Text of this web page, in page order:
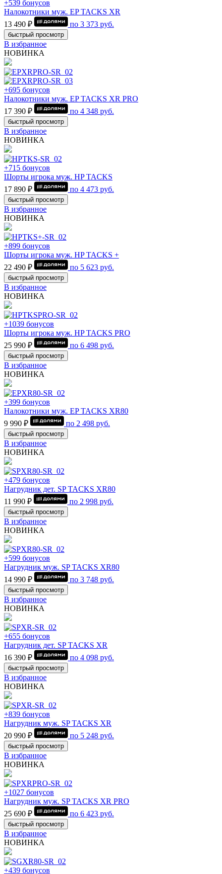
+539 бонусов
Налокотники муж. EP TACKS XR
13 490 ₽
по 3 373 руб.
быстрый просмотр
В избранное
НОВИНКА
+695 бонусов
Налокотники муж. EP TACKS XR PRO
17 390 ₽
по 4 348 руб.
быстрый просмотр
В избранное
НОВИНКА
+715 бонусов
Шорты игрока муж. HP TACKS
17 890 ₽
по 4 473 руб.
быстрый просмотр
В избранное
НОВИНКА
+899 бонусов
Шорты игрока муж. HP TACKS +
22 490 ₽
по 5 623 руб.
быстрый просмотр
В избранное
НОВИНКА
+1039 бонусов
Шорты игрока муж. HP TACKS PRO
25 990 ₽
по 6 498 руб.
быстрый просмотр
В избранное
НОВИНКА
+399 бонусов
Налокотники муж. EP TACKS XR80
9 990 ₽
по 2 498 руб.
быстрый просмотр
В избранное
НОВИНКА
+479 бонусов
Нагрудник дет. SP TACKS XR80
11 990 ₽
по 2 998 руб.
быстрый просмотр
В избранное
НОВИНКА
+599 бонусов
Нагрудник муж. SP TACKS XR80
14 990 ₽
по 3 748 руб.
быстрый просмотр
В избранное
НОВИНКА
+655 бонусов
Нагрудник дет. SP TACKS XR
16 390 ₽
по 4 098 руб.
быстрый просмотр
В избранное
НОВИНКА
+839 бонусов
Нагрудник муж. SP TACKS XR
20 990 ₽
по 5 248 руб.
быстрый просмотр
В избранное
НОВИНКА
+1027 бонусов
Нагрудник муж. SP TACKS XR PRO
25 690 ₽
по 6 423 руб.
быстрый просмотр
В избранное
НОВИНКА
+439 бонусов